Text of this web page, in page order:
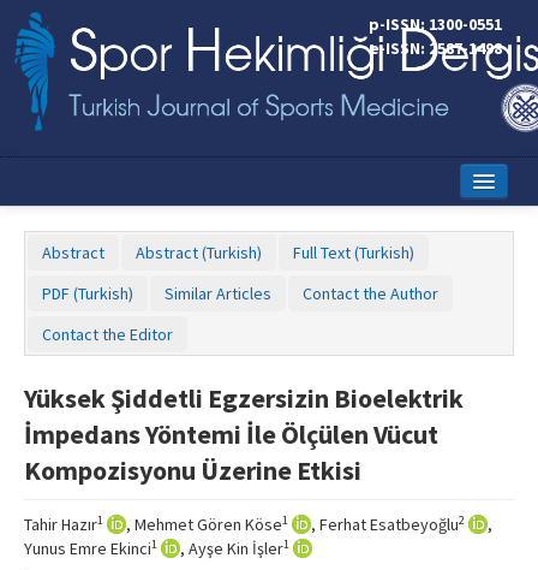
p-ISSN: 1300-0551
e-ISSN: 2587-1498
Editorial Board
Instructions to Authors
Copyright Transfer Form
Contact Us
Abstract Abstract (Turkish)
Full Text (Turkish)
PDF (Turkish)
Similar Articles
Contact the Author
Contact the Editor
Yüksek Şiddetli Egzersizin Bioelektrik
İmpedans Yöntemi İle Ölçülen Vücut
Kompozisyonu Üzerine Etkisi
Tahir Hazır1 , Mehmet Gören Köse1 , Ferhat Esatbeyoğlu2
,
Yunus Emre Ekinci1 , Ayşe Kin İşler1